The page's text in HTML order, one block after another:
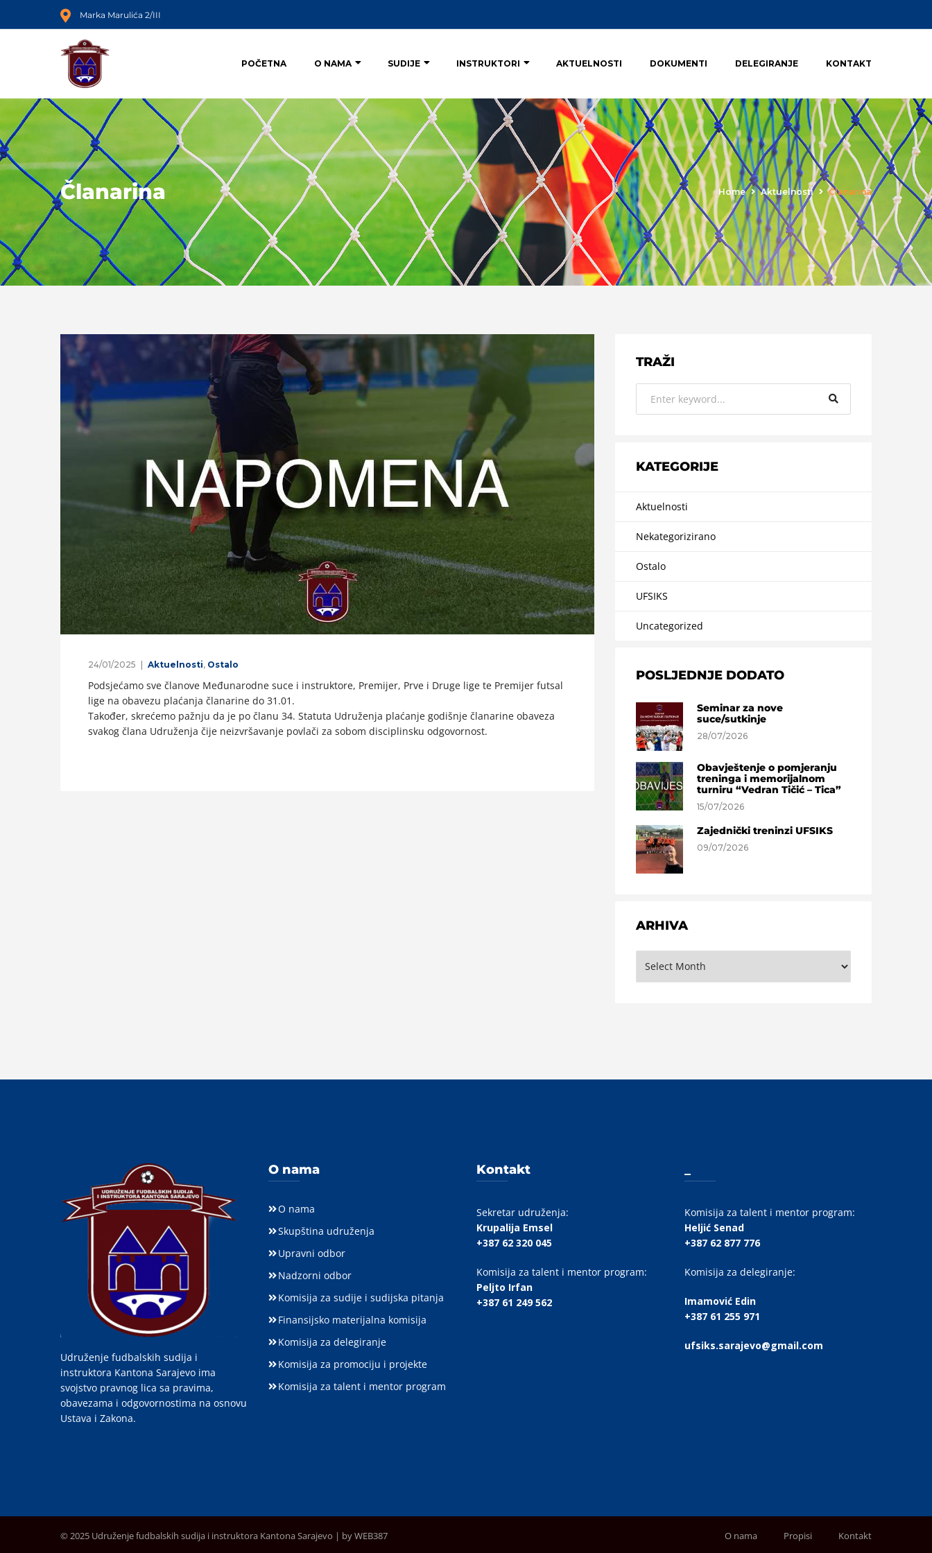
Marka Marulića 2/III
POČETNA O NAMA SUDIJE INSTRUKTORI AKTUELNOSTI DOKUMENTI DELEGIRANJE KONTAKT
Članarina Home Aktuelnosti Članarina
24/01/2025 Aktuelnosti, Ostalo
Podsjećamo sve članove Međunarodne suce i instruktore, Premijer, Prve i Druge lige te Premijer futsal
lige na obavezu plaćanja članarine do 31.01.
Također, skrećemo pažnju da je po članu 34. Statuta Udruženja plaćanje godišnje članarine obaveza
svakog člana Udruženja čije neizvršavanje povlači za sobom disciplinsku odgovornost.
TRAŽI
KATEGORIJE
Aktuelnosti
Nekategorizirano
Ostalo
UFSIKS
Uncategorized
POSLJEDNJE DODATO
Seminar za nove
suce/sutkinje
28/07/2026
Obavještenje o pomjeranju
treninga i memorijalnom
turniru “Vedran Tičić – Tica”
15/07/2026
Zajednički treninzi UFSIKS
09/07/2026
ARHIVA
Udruženje fudbalskih sudija i
instruktora Kantona Sarajevo ima
svojstvo pravnog lica sa pravima,
obavezama i odgovornostima na osnovu
Ustava i Zakona.
O nama
O nama
Skupština udruženja
Upravni odbor
Nadzorni odbor
Komisija za sudije i sudijska pitanja
Finansijsko materijalna komisija
Komisija za delegiranje
Komisija za promociju i projekte
Komisija za talent i mentor program
Kontakt
Sekretar udruženja:
Krupalija Emsel
+387 62 320 045
Komisija za talent i mentor program:
Peljto Irfan
+387 61 249 562
Komisija za talent i mentor program:
Heljić Senad
+387 62 877 776
Komisija za delegiranje:
Imamović Edin
+387 61 255 971
ufsiks.sarajevo@gmail.com
© 2025 Udruženje fudbalskih sudija i instruktora Kantona Sarajevo | by WEB387 O nama Propisi Kontakt